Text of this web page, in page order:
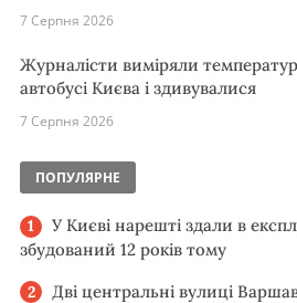
7 Серпня 2026
Журналісти виміряли
автобусі Києва і здивувалися
7 Серпня 2026
ПОПУЛЯРНЕ
У Києві нарешті здали в
збудований 12 років тому
Дві центральні вулиці